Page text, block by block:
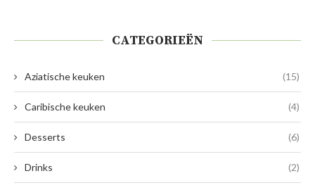
CATEGORIEËN
Aziatische keuken (15)
Caribische keuken (4)
Desserts (6)
Drinks (2)